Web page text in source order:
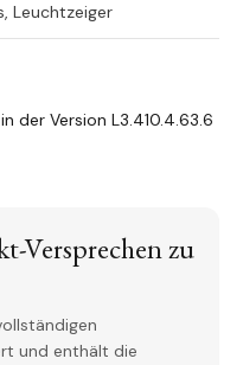
Leuchtzeiger
der Version L3.410.4.63.6
Versprechen zu
und enthält die